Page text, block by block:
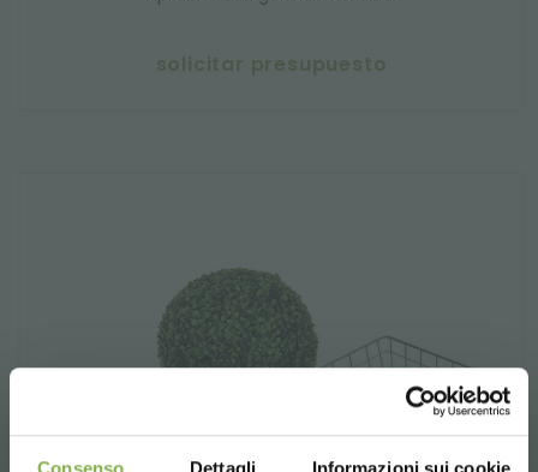
Consenso Dettagli Informazioni sui cookie
solicitar presupuesto